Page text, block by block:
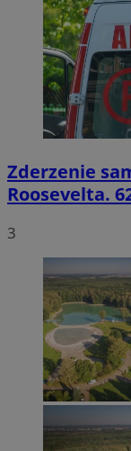
Zderzenie
Roosevelta.
3